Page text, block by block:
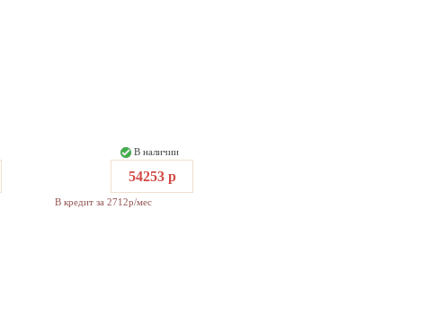
В наличии
54253 р
В кредит за 2712р/мес